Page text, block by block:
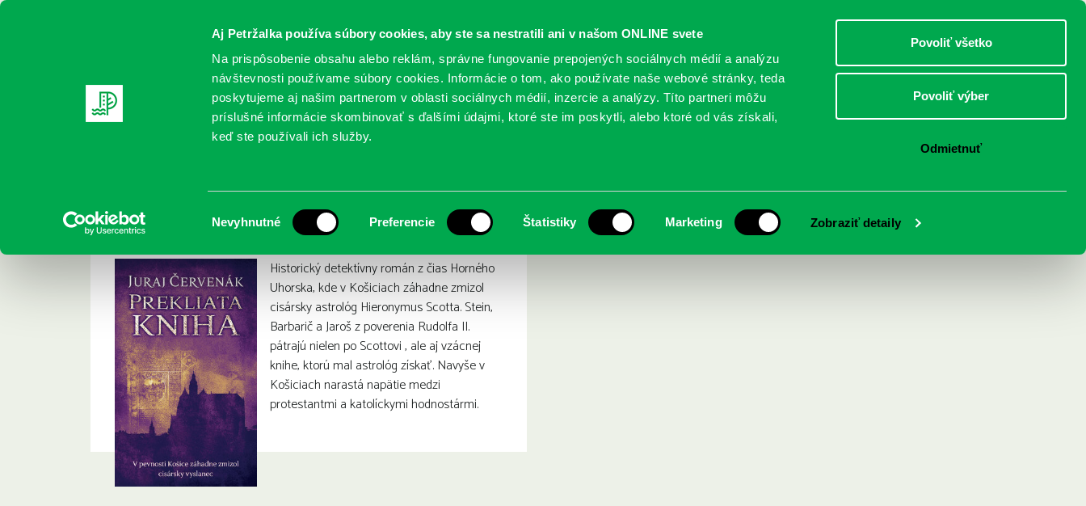
Aj Petržalka používa súbory cookies, aby ste sa nestratili ani v našom ONLINE svete
Na prispôsobenie obsahu alebo reklám, správne fungovanie prepojených sociálnych médií a analýzu
návštevnosti používame súbory cookies. Informácie o tom, ako používate naše webové stránky, teda
poskytujeme aj našim partnerom v oblasti sociálnych médií, inzercie a analýzy. Títo partneri môžu
príslušné informácie skombinovať s ďalšími údajmi, ktoré ste im poskytli, alebo ktoré od vás získali,
keď ste používali ich služby.
súhlasu
Nevyhnutné Preferencie Štatistiky Marketing Zobraziť detaily
Povoliť všetko
Povoliť výber
Odmietnuť
DOSPELÍ
REGISTRUJTE SA ONLINE KATALÓGY SLUŽBY PODUJATIA POBOČKY O KNIŽNICI
Juraj Červenák: Prekliata kniha
Historický detektívny román z čias Horného
Uhorska, kde v Košiciach záhadne zmizol
cisársky astrológ Hieronymus Scotta. Stein,
Barbarič a Jaroš z poverenia Rudolfa II.
pátrajú nielen po Scottovi , ale aj vzácnej
knihe, ktorú mal astrológ získať. Navyše v
Košiciach narastá napätie medzi
protestantmi a katolíckymi hodnostármi.